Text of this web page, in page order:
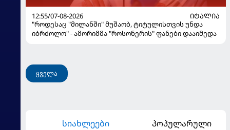
12:55/07-08-2026
ᲘᲢᲐᲚᲘᲐ
"როდესაც "მილანში" მუშაობ, ტიტულისთვის უნდა
იბრძოლო" - ამორიმმა "როსონერის" ფანები დააიმედა
ყველა
სიახლეები პოპულარული